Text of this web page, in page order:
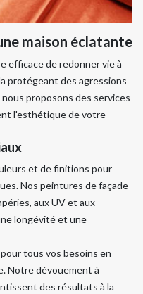
maison éclatante
efficace de redonner vie à
protégeant des agressions
proposons des services
l'esthétique de votre
et de finitions pour
Nos peintures de façade
aux UV et aux
longévité et une
tous vos besoins en
Notre dévouement à
des résultats à la